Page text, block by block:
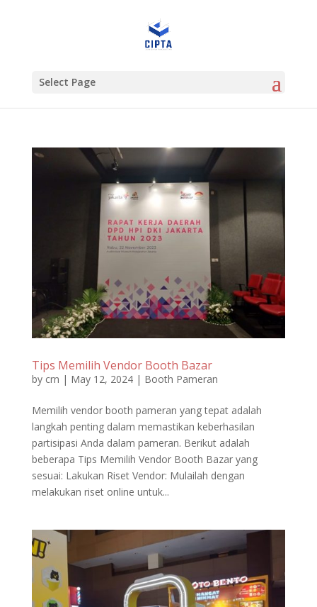
Select Page
Tips Memilih Vendor Booth Bazar
by crn | May 12, 2024| Booth Pameran
Memilih vendor booth pameran yang tepat adalah
langkah penting dalam memastikan keberhasilan
partisipasi Anda dalam pameran. Berikut adalah
beberapa Tips Memilih Vendor Booth Bazar yang
sesuai: Lakukan Riset Vendor: Mulailah dengan
melakukan riset online untuk...